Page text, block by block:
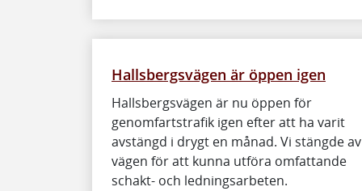
Hallsbergsvägen är öppen igen
Hallsbergsvägen är nu öppen för
genomfartstrafik igen efter att ha varit
avstängd i drygt en månad. Vi stängde av
vägen för att kunna utföra omfattande
schakt- och ledningsarbeten.